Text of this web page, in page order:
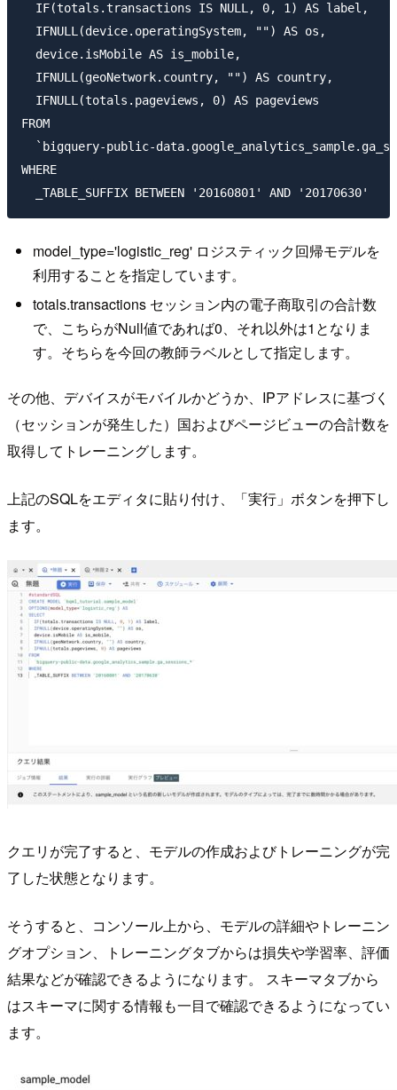
  IF(totals.transactions IS NULL, 0, 1) AS label,
  IFNULL(device.operatingSystem, "") AS os,
  device.isMobile AS is_mobile,
  IFNULL(geoNetwork.country, "") AS country,
  IFNULL(totals.pageviews, 0) AS pageviews
FROM
`bigquery-public-
WHERE
model_type='logistic_reg' ロジスティック回帰モデルを
利用することを指定しています。
totals.transactions セッション内の電子商取引の合計数
で、こちらがNull値であれば0、それ以外は1となりま
す。そちらを今回の教師ラベルとして指定します。
その他、デバイスがモバイルかどうか、IPアドレスに基づく
（セッションが発生した）国およびページビューの合計数を
取得してトレーニングします。
上記のSQLをエディタに貼り付け、「実行」ボタンを押下し
ます。
クエリが完了すると、モデルの作成およびトレーニングが完
了した状態となります。
そうすると、コンソール上から、モデルの詳細やトレーニン
グオプション、トレーニングタブからは損失や学習率、評価
結果などが確認できるようになります。 スキーマタブから
はスキーマに関する情報も一目で確認できるようになってい
ます。